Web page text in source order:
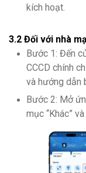
kích hoạt.
3.2 Đối với nhà
Bước 1: Đến
CCCD chính
và hướng dẫn
Bước 2: Mở
mục “Khác”